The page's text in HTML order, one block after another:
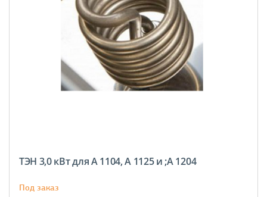
ТЭН 3,0 кВт для A 1104, A 1125 и ;A 1204
Под заказ